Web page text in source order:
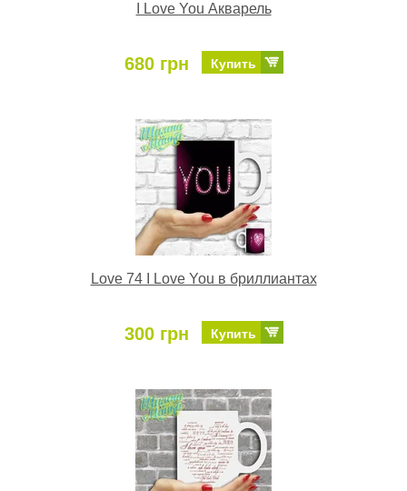
I Love You Акварель
680 грн Купить
Love 74 I Love You в бриллиантах
300 грн Купить